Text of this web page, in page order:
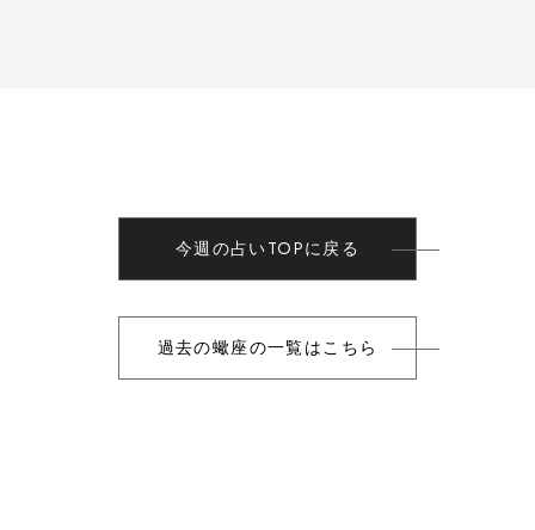
今週の占いTOPに戻る
過去の蠍座の一覧はこちら